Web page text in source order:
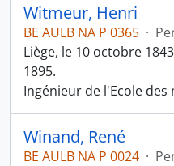
Witmeur, Henri
BE AULB NA P 0365 ·
Liège, le 10 octobre
1895.
Ingénieur de l'Ecole des
Winand, René
BE AULB NA P 0024 ·